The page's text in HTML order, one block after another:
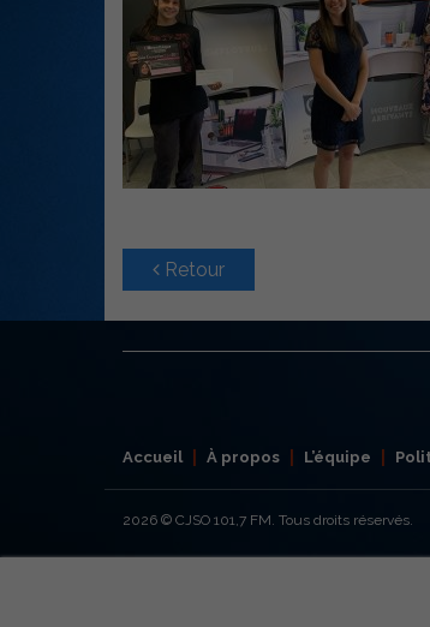
Retour
Accueil À propos L’équipe
2026 © CJSO 101,7 FM. Tous droits réservés.